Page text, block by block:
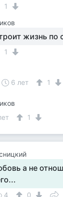
1
жизнь по
1
6 лет 1
1
а не
4 0